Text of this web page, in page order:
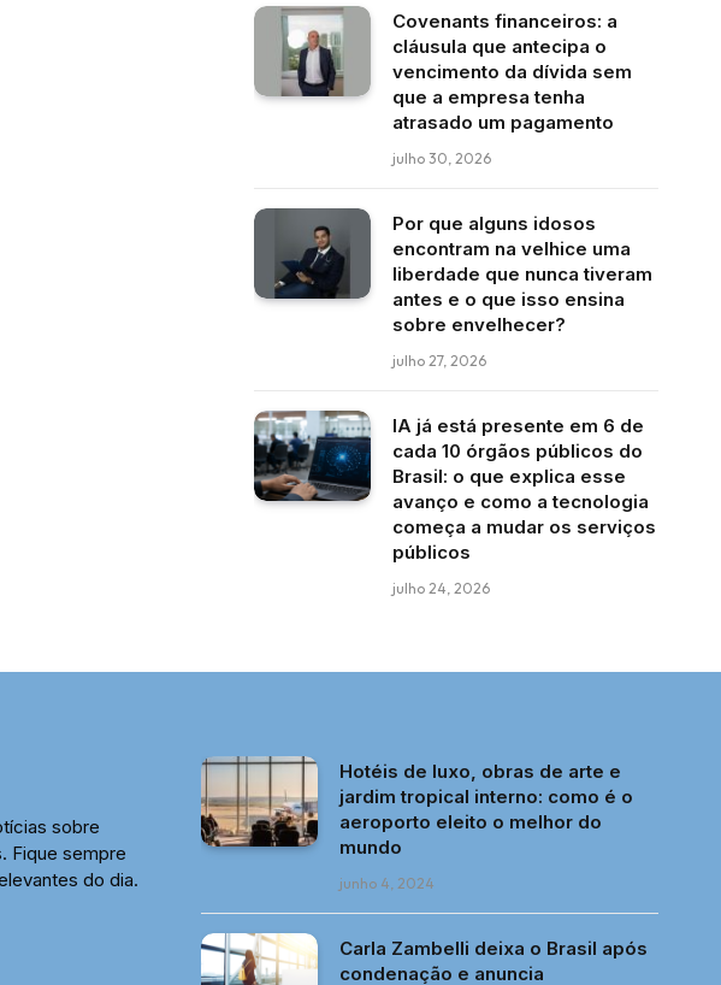
Covenants financeiros: a
cláusula que antecipa o
vencimento da dívida sem
que a empresa tenha
atrasado um pagamento
julho 30, 2026
Por que alguns idosos
encontram na velhice uma
liberdade que nunca tiveram
antes e o que isso ensina
sobre envelhecer?
julho 27, 2026
IA já está presente em 6 de
cada 10 órgãos públicos do
Brasil: o que explica esse
avanço e como a tecnologia
começa a mudar os serviços
públicos
julho 24, 2026
sobre
Fique sempre
do dia.
Hotéis de luxo, obras de arte e
jardim tropical interno: como é o
aeroporto eleito o melhor do
mundo
junho 4, 2024
Carla Zambelli deixa o Brasil após
condenação e anuncia